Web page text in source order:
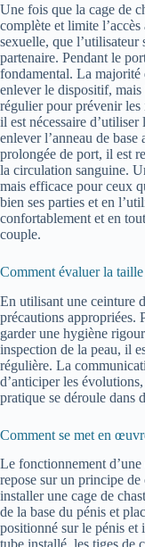
Une fois que la cage de
complète et limite
sexuelle, que l’utilisateur
partenaire. Pendant le
fondamental. La majorité
enlever le dispositif, mais
régulier pour prévenir
il est nécessaire
enlever l’anneau de
prolongée de port, il est
la circulation sanguine.
mais efficace pour ceux
bien ses parties et en
confortablement et en
couple.
Comment évaluer la
En utilisant une ceinture
précautions appropriées.
garder une hygiène
inspection de la peau, il
régulière. La
d’anticiper les
pratique se déroule dans
Comment se met en
Le fonctionnement d’une
repose sur un principe
installer une cage de
de la base du pénis et
positionné sur le pénis et